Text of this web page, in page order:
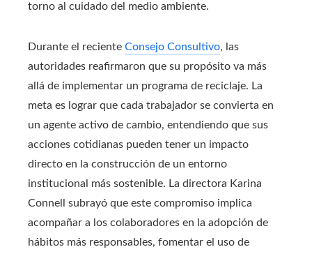
torno al cuidado del medio ambiente.
Durante el reciente Consejo Consultivo, las
autoridades reafirmaron que su propósito va más
allá de implementar un programa de reciclaje. La
meta es lograr que cada trabajador se convierta en
un agente activo de cambio, entendiendo que sus
acciones cotidianas pueden tener un impacto
directo en la construcción de un entorno
institucional más sostenible. La directora Karina
Connell subrayó que este compromiso implica
acompañar a los colaboradores en la adopción de
hábitos más responsables, fomentar el uso de